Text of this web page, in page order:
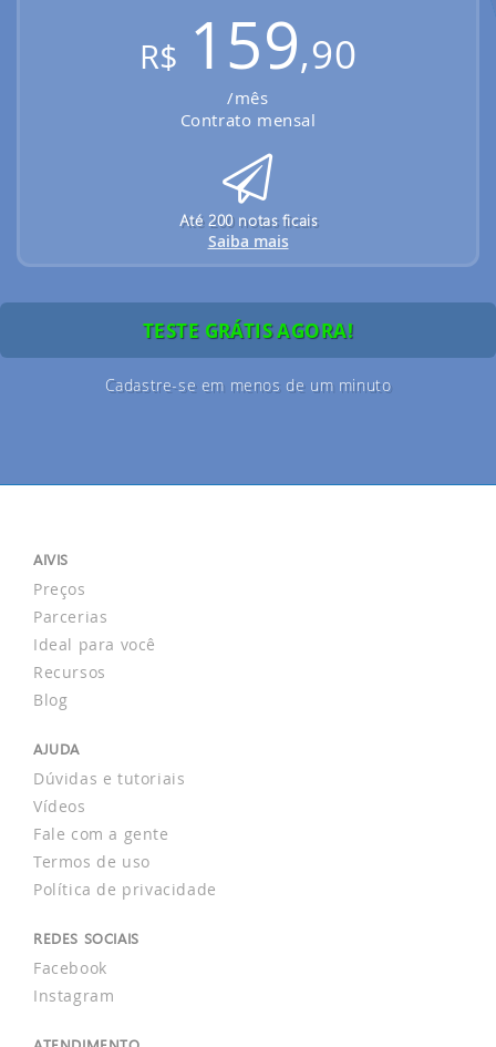
R$ 159,90
/mês
Contrato mensal
Até 200 notas ficais
Saiba mais
TESTE GRÁTIS AGORA!
Cadastre-se em menos de um minuto
AIVIS
Preços
Parcerias
Ideal para você
Recursos
Blog
AJUDA
Dúvidas e tutoriais
Vídeos
Fale com a gente
Termos de uso
Política de privacidade
REDES SOCIAIS
Facebook
Instagram